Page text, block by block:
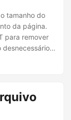
tamanho do
da página.
para remover